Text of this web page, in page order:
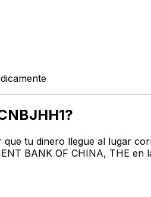
que tu dinero llegue al lugar
BANK OF CHINA, THE